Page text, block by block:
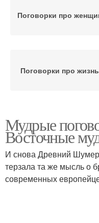
Поговорки про
Поговорки про жизнь
Мудрые
Восточные
И снова Древний
терзала та же мысль о
современных